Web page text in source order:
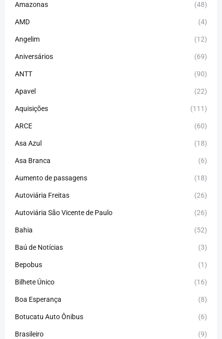
Amazonas (48)
AMD (4)
Angelim (12)
Aniversários (69)
ANTT (90)
Apavel (22)
Aquisições (111)
ARCE (60)
Asa Azul (18)
Asa Branca (6)
Aumento de passagens (18)
Autoviária Freitas (26)
Autoviária São Vicente de Paulo (26)
Bahia (52)
Baú de Notícias (3)
Bepobus (1)
Bilhete Único (16)
Boa Esperança (8)
Botucatu Auto Ônibus (6)
Brasileiro (9)